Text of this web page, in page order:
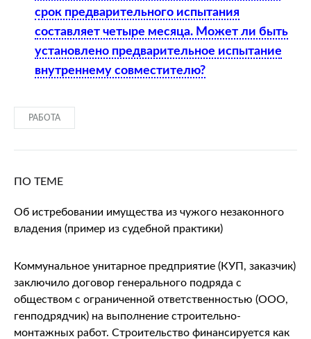
срок предварительного испытания
составляет четыре месяца. Может ли быть
установлено предварительное испытание
внутреннему совместителю?
РАБОТА
ПО ТЕМЕ
Об истребовании имущества из чужого незаконного
владения (пример из судебной практики)
Коммунальное унитарное предприятие (КУП, заказчик)
заключило договор генерального подряда с
обществом с ограниченной ответственностью (ООО,
генподрядчик) на выполнение строительно-
монтажных работ. Строительство финансируется как